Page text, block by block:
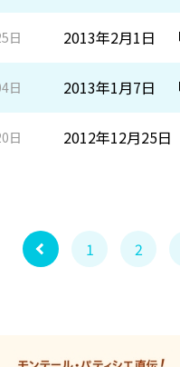
日 2013年2月1日
日 2013年1月7日
日 2012年12月25
1 2